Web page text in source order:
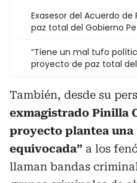
Exasesor del Acuerdo
paz total del Gobierno
“Tiene un mal tufo
proyecto de paz total
También, desde su
exmagistrado Pinilla
proyecto plantea una
equivocada” a los
llaman bandas